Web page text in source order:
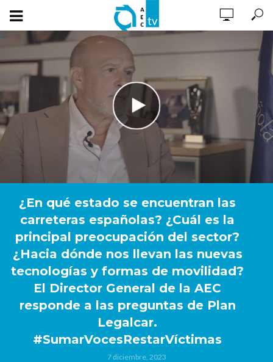
¿En qué estado se encuentran las
carreteras españolas? ¿Cuál es la
principal preocupación del sector?
¿Hacia dónde nos llevan las nuevas
tecnologías y formas de movilidad?
El Director General de la AEC
responde a las preguntas de Plan
Legalcar.
#SumarVocesRestarVíctimas
7 diciembre, 2023